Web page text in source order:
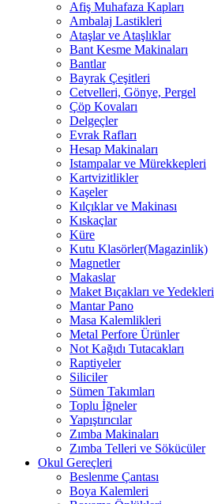
Afiş Muhafaza Kapları
Ambalaj Lastikleri
Ataşlar ve Ataşlıklar
Bant Kesme Makinaları
Bantlar
Bayrak Çeşitleri
Cetvelleri, Gönye, Pergel
Çöp Kovaları
Delgeçler
Evrak Rafları
Hesap Makinaları
Istampalar ve Mürekkepleri
Kartvizitlikler
Kaşeler
Kılçıklar ve Makinası
Kıskaçlar
Küre
Kutu Klasörler(Magazinlik)
Magnetler
Makaslar
Maket Bıçakları ve Yedekleri
Mantar Pano
Masa Kalemlikleri
Metal Perfore Ürünler
Not Kağıdı Tutacakları
Raptiyeler
Siliciler
Sümen Takımları
Toplu İğneler
Yapıştırıcılar
Zımba Makinaları
Zımba Telleri ve Sökücüler
Okul Gereçleri
Beslenme Çantası
Boya Kalemleri